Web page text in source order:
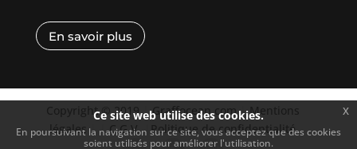
En savoir plus
Copyright © 2019| Graffocean.com | Mentions
légales | | C.G.V. |Politique de confidentialité
Ce site web utilise des cookies.
En poursuivant la navigation sur ce site, vous acceptez que des cookies
soient utilisés pour améliorer l'utilisation.
x